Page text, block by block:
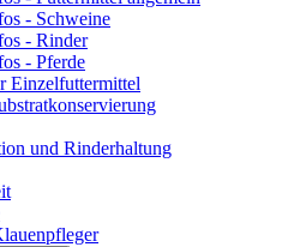
- Schweine
- Rinder
- Pferde
Einzelfuttermittel
und Rinderhaltung